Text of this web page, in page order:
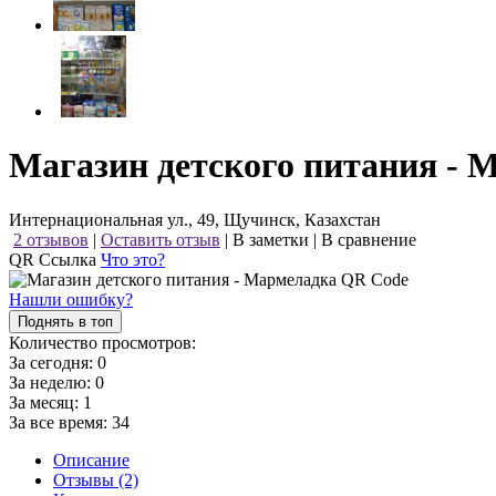
Магазин детского питания -
Интернациональная ул., 49, Щучинск, Казахстан
2 отзывов | Оставить отзыв | В заметки | В сравнение
QR Ссылка Что это?
Нашли ошибку?
Поднять в топ
Количество просмотров:
За сегодня: 0
За неделю: 0
За месяц: 1
За все время: 34
Описание
Отзывы (2)